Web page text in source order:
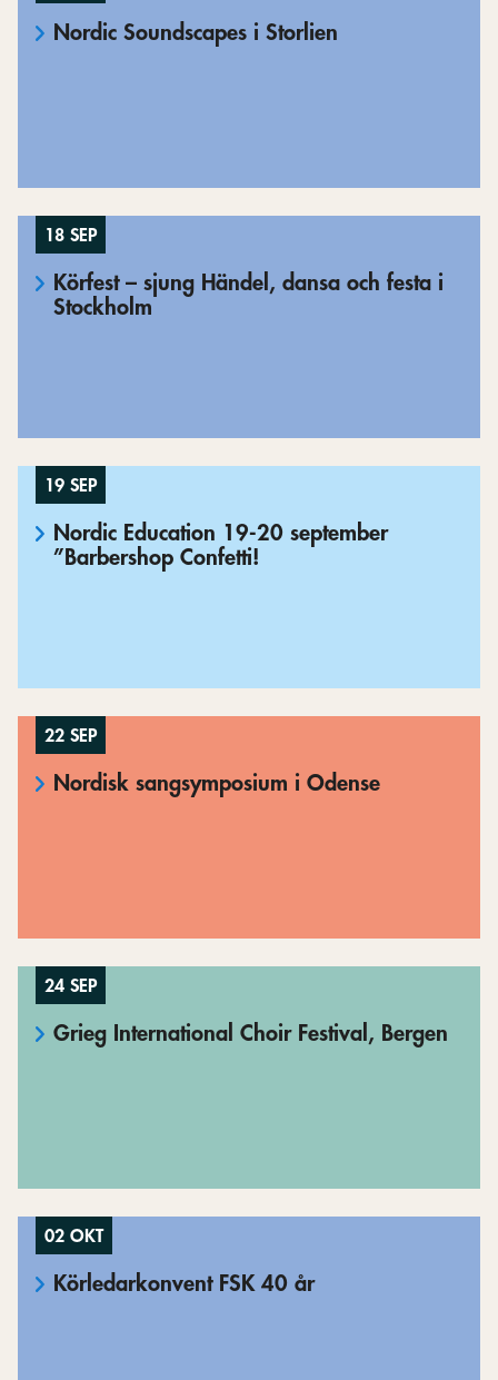
Nordic Soundscapes i Storlien
18 SEP
Körfest – sjung Händel, dansa och festa i
Stockholm
19 SEP
Nordic Education 19-20 september
”Barbershop Confetti!
22 SEP
Nordisk sangsymposium i Odense
24 SEP
Grieg International Choir Festival, Bergen
02 OKT
Körledarkonvent FSK 40 år